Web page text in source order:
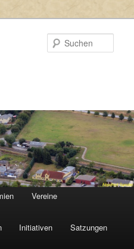
Vereine
Initiativen Satzungen